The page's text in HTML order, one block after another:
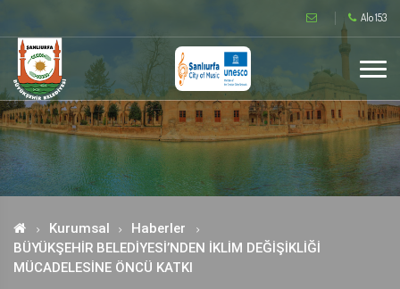
Alo 153
Kurumsal
Haberler
BÜYÜKŞEHİR BELEDİYESİ’NDEN İKLİM DEĞİŞİKLİĞİ
MÜCADELESİNE ÖNCÜ KATKI